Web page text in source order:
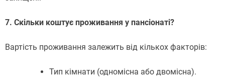
7. Скільки коштує проживання у пансіонаті?
Вартість проживання залежить від кількох факторів:
Тип кімнати (одномісна або двомісна).